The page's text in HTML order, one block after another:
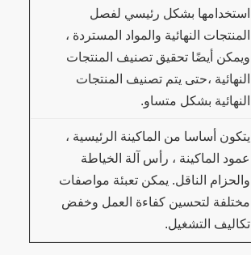
استخدامها بشكل رئيسي لفصل
المنتجات النهائية والمواد المستردة ،
ويمكن أيضًا تحقيق تصنيف المنتجات
النهائية ،حتى يتم تصنيف المنتجات
النهائية بشكل متساو.
يتكون أساسا من الماكينة الرئيسية ،
عمود الماكينة ، رأس آلة الخياطة
والحزام الناقل. يمكن تعبئة مواصفات
مختلفة لتحسين كفاءة العمل وخفض
تكاليف التشغيل.